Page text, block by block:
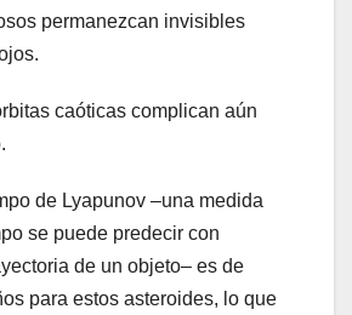
permanezcan invisibles
caóticas complican aún
de Lyapunov –una medida
se puede predecir con
de un objeto– es de
para estos asteroides, lo que